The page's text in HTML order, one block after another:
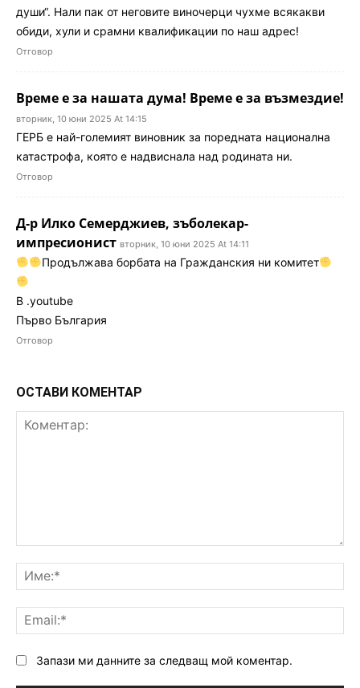
души“. Нали пак от неговите виночерци чухме всякакви
обиди, хули и срамни квалификации по наш адрес!
Отговор
Време е за нашата дума! Време е за възмездие!
вторник, 10 юни 2025 At 14:15
ГЕРБ е най-големият виновник за поредната национална
катастрофа, която е надвиснала над родината ни.
Отговор
Д-р Илко Семерджиев, зъболекар-
импресионист вторник, 10 юни 2025 At 14:11
Продължава борбата на Гражданския ни комитет
В .youtube
Първо България
Отговор
ОСТАВИ КОМЕНТАР
Запази ми данните за следващ мой коментар.